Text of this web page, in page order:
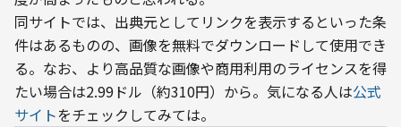
同サイトでは、出典元としてリンクを表示するといった条
件はあるものの、画像を無料でダウンロードして使用でき
る。なお、より高品質な画像や商用利用のライセンスを得
たい場合は2.99ドル（約310円）から。気になる人は公式
サイトをチェックしてみては。